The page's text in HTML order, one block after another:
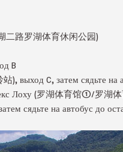
二路罗湖体育休闲公园)
B
), выход C, затем сядьте
Лоху (罗湖体育馆①/罗湖
сядьте на автобус до